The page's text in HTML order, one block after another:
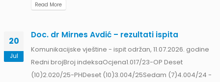
Read More
20
Jul
Doc. dr Mirnes Avdić – rezultati ispita
Komunikacijske vještine - ispit održan, 11.07.2026. godine
Redni brojBroj indeksaOcjena1.017/23-OP Deset
(10)2.020/25-PHDeset (10)3.004/25Sedam (7)4.004/24 -